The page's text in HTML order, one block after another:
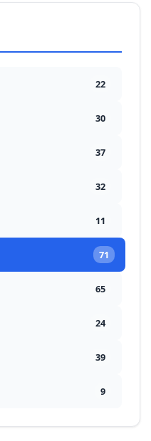
22
30
37
32
11
71
65
24
39
9